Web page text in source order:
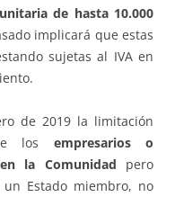
de hasta 10.000
implicará que estas
sujetas al IVA en
de 2019 la limitación
los empresarios o
la Comunidad pero
Estado miembro, no